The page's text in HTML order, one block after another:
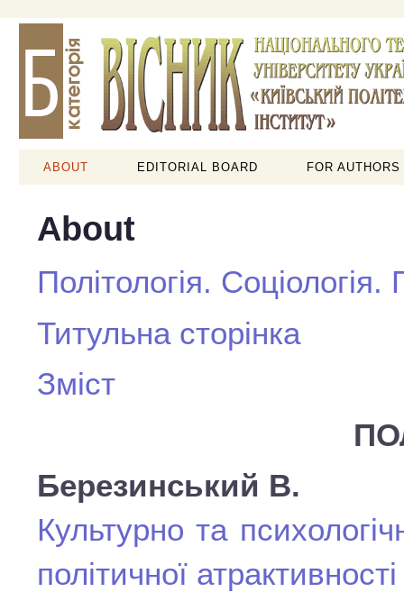
ABOUT EDITORIAL BOARD FOR AUTHORS
About
Політологія.
Титульна сторінка
Зміст
Березинський В.
Культурно та
політичної атрактивності